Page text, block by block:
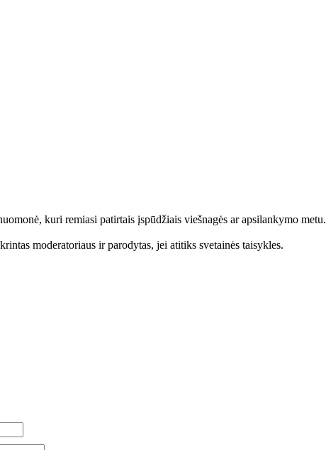
kuri remiasi patirtais įspūdžiais viešnagės ar apsilankymo metu.
moderatoriaus ir parodytas, jei atitiks svetainės taisykles.